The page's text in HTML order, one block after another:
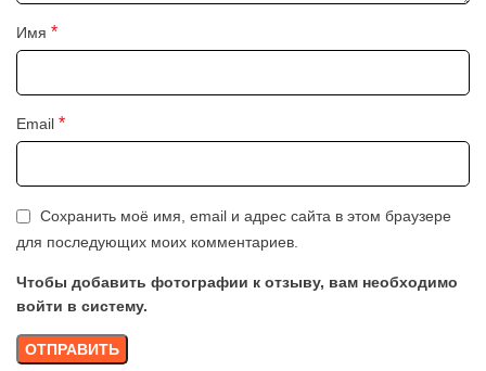
Имя *
Email *
Сохранить моё имя, email и адрес сайта в этом браузере
для последующих моих комментариев.
Чтобы добавить фотографии к отзыву, вам необходимо
войти в систему.